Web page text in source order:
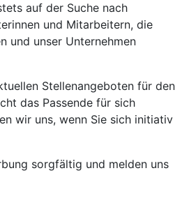
auf der Suche nach
und Mitarbeitern, die
und unser Unternehmen
Stellenangeboten für den
das Passende für sich
wir uns, wenn Sie sich initiativ
sorgfältig und melden uns